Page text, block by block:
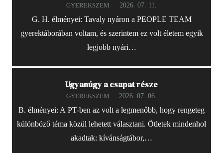
GYEREKSZEM 2026. 07. 11.
G. H. élményei: Tavaly nyáron a PEOPLE TEAM
gyerektáborában voltam, és szerintem ez volt életem egyik
legjobb nyári…
Ugyanúgy a csapat része
GYEREKSZEM 2026. 07. 06.
B. élményei: A PT-ben az volt a legmenőbb, hogy rengeteg
különböző téma közül lehetett választani. Ötletek mindenhol
akadtak: kívánságtábor,…